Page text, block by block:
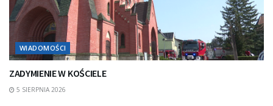
WIADOMOŚCI
ZADYMIENIE W KOŚCIELE
5 SIERPNIA 2026